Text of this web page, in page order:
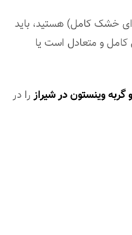
خشک کامل) هستید، باید
کامل و متعادل است یا
وینستون در شیراز را در